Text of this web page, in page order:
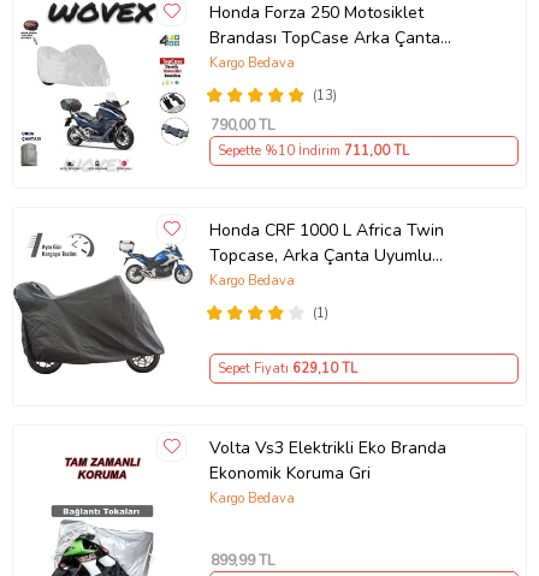
Honda Forza 250 Motosiklet
Brandası TopCase Arka Çanta
Uyumlu Branda,Örtü
(13)
Kargo Bedava
790,00 TL
Sepette %10 İndirim 711,00 TL
Honda CRF 1000 L Africa Twin
Topcase, Arka Çanta Uyumlu
Motosiklet Branda, Motor Örtüsü ,
Çadır
(1)
Kargo Bedava
Sepet Fiyatı 629,10 TL
Volta Vs3 Elektrikli Eko Branda
Ekonomik Koruma Gri
Kargo Bedava
899,99 TL